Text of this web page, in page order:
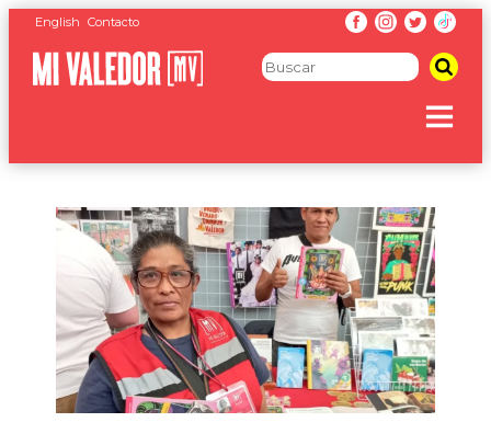
English Contacto